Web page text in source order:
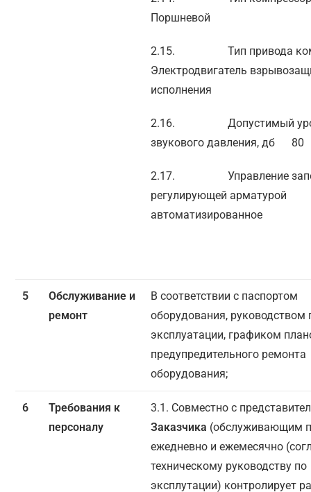
Поршневой
2.15. Тип привода
Электродвигатель
исполнения
2.16. Допустимый
звукового давления, дб 80
2.17. Управление
регулирующей арматурой
автоматизированное
5
Обслуживание и
ремонт
В соответствии с паспортом
оборудования, руководством
эксплуатации, графиком
предупредительного ремонта
оборудования;
6
Требования к
персоналу
3.1. Совместно с
Заказчика (обслуживающим
ежедневно и ежемесячно
техническому руководству по
эксплутации) контролирует